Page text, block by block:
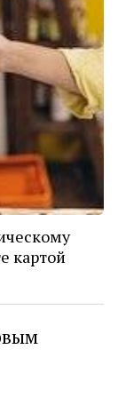
картой